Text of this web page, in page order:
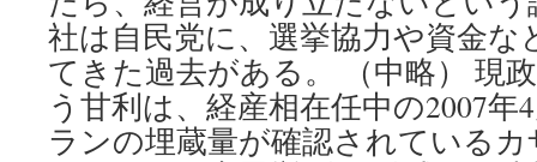
社は自民党に、選挙協力や資金な
てきた過去がある。 （中略） 現
う甘利は、経産相在任中の2007年
ランの埋蔵量が確認されている